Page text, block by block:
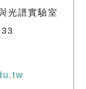
光譜實驗室